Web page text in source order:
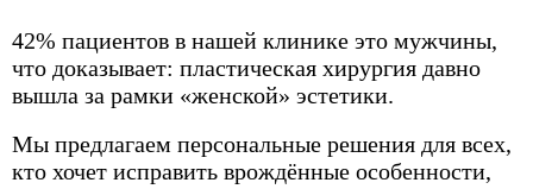
42% пациентов в нашей клинике это мужчины,
что доказывает: пластическая хирургия давно
вышла за рамки «женской» эстетики.
Мы предлагаем персональные решения для всех,
кто хочет исправить врождённые особенности,